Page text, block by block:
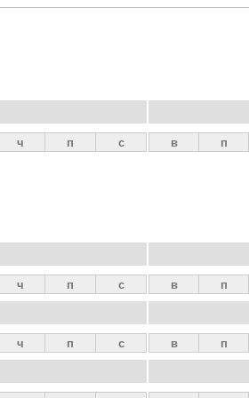
ч п с в п
ч п с в п
ч п с в п